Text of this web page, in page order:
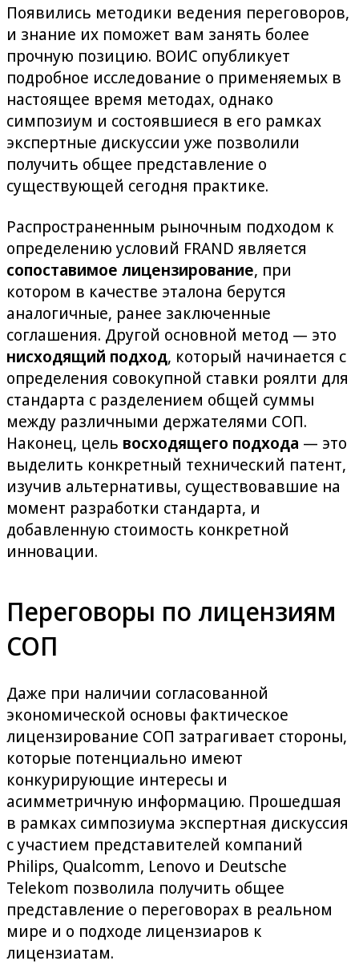
Появились методики ведения переговоров,
и знание их поможет вам занять более
прочную позицию. ВОИС опубликует
подробное исследование о применяемых в
настоящее время методах, однако
симпозиум и состоявшиеся в его рамках
экспертные дискуссии уже позволили
получить общее представление о
существующей сегодня практике.
Распространенным рыночным подходом к
определению условий FRAND является
сопоставимое лицензирование, при
котором в качестве эталона берутся
аналогичные, ранее заключенные
соглашения. Другой основной метод — это
нисходящий подход, который начинается с
определения совокупной ставки роялти для
стандарта с разделением общей суммы
между различными держателями СОП.
Наконец, цель восходящего подхода — это
выделить конкретный технический патент,
изучив альтернативы, существовавшие на
момент разработки стандарта, и
добавленную стоимость конкретной
инновации.
Переговоры по лицензиям
СОП
Даже при наличии согласованной
экономической основы фактическое
лицензирование СОП затрагивает стороны,
которые потенциально имеют
конкурирующие интересы и
асимметричную информацию. Прошедшая
в рамках симпозиума экспертная дискуссия
с участием представителей компаний
Philips, Qualcomm, Lenovo и Deutsche
Telekom позволила получить общее
представление о переговорах в реальном
мире и о подходе лицензиаров к
лицензиатам.